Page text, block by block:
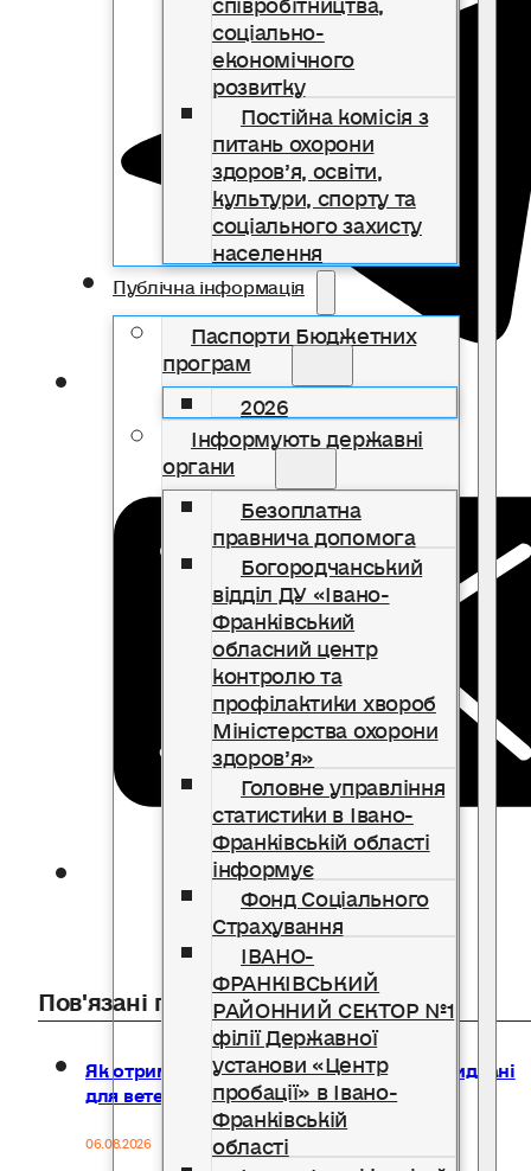
соціально-
економічного
розвитку
Постійна комісія з
питань охорони
здоров’я, освіти,
культури, спорту та
соціального захисту
населення
Публічна інформація
Паспорти Бюджетних
програм
2026
Інформують державні
органи
Безоплатна
правнича допомога
Богородчанський
відділ ДУ «Івано-
Франківський
обласний центр
контролю та
профілактики хвороб
Міністерства охорони
здоров’я»
Головне управління
статистики в Івано-
Франківській області
інформує
Фонд Соціального
Страхування
ІВАНО-
ФРАНКІВСЬКИЙ
РАЙОННИЙ СЕКТОР №1
філії Державної
установи «Центр
пробації» в Івано-
Франківській
області
Пов'язані публікації
Як отримати компенсацію за товари, придбані
для ветеранського бізнесу
06.08.2026